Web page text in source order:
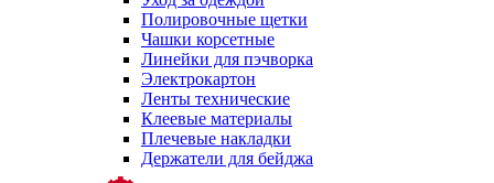
Полировочные щетки
Чашки корсетные
Линейки для пэчворка
Электрокартон
Ленты технические
Клеевые материалы
Плечевые накладки
Держатели для бейджа